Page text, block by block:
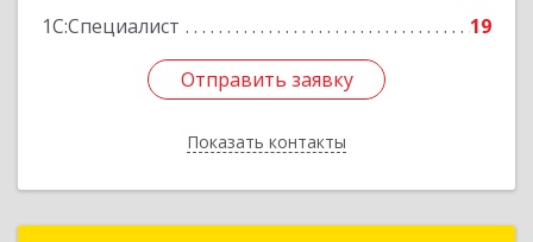
1С:Специалист
19
Отправить заявку
Показать контакты
Отправить заявку
Назад